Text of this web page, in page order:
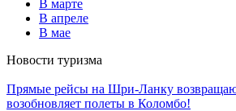
В марте
В апреле
В мае
Новости туризма
Прямые рейсы на Шри-Ланку
возобновляет полеты в Коломбо!